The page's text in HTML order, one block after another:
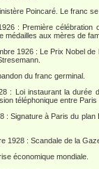
Poincaré. Le franc
: Première célébration
médailles aux mères de
1926 : Le Prix Nobel
du franc germinal.
: Loi instaurant la durée
téléphonique entre Paris
: Signature à Paris du
1928 : Scandale de la
économique mondiale.